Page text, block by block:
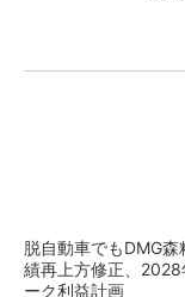
脱自動車でもDMG森
績再上方修正、2028
ーク利益計画